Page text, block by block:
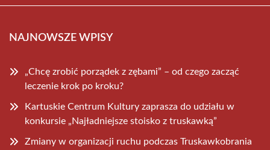
NAJNOWSZE WPISY
„Chcę zrobić porządek z zębami” – od czego zacząć
leczenie krok po kroku?
Kartuskie Centrum Kultury zaprasza do udziału w
konkursie „Najładniejsze stoisko z truskawką”
Zmiany w organizacji ruchu podczas Truskawkobrania